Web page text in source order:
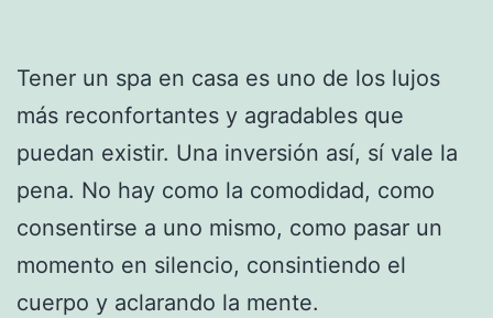
Tener un spa en casa es uno de los lujos
más reconfortantes y agradables que
puedan existir. Una inversión así, sí vale la
pena. No hay como la comodidad, como
consentirse a uno mismo, como pasar un
momento en silencio, consintiendo el
cuerpo y aclarando la mente.